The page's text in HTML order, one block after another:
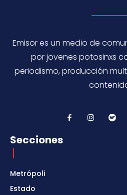
Emisor es un medio de
por jovenes potosinxs
periodismo, producción
Secciones
Metrópoli
Estado